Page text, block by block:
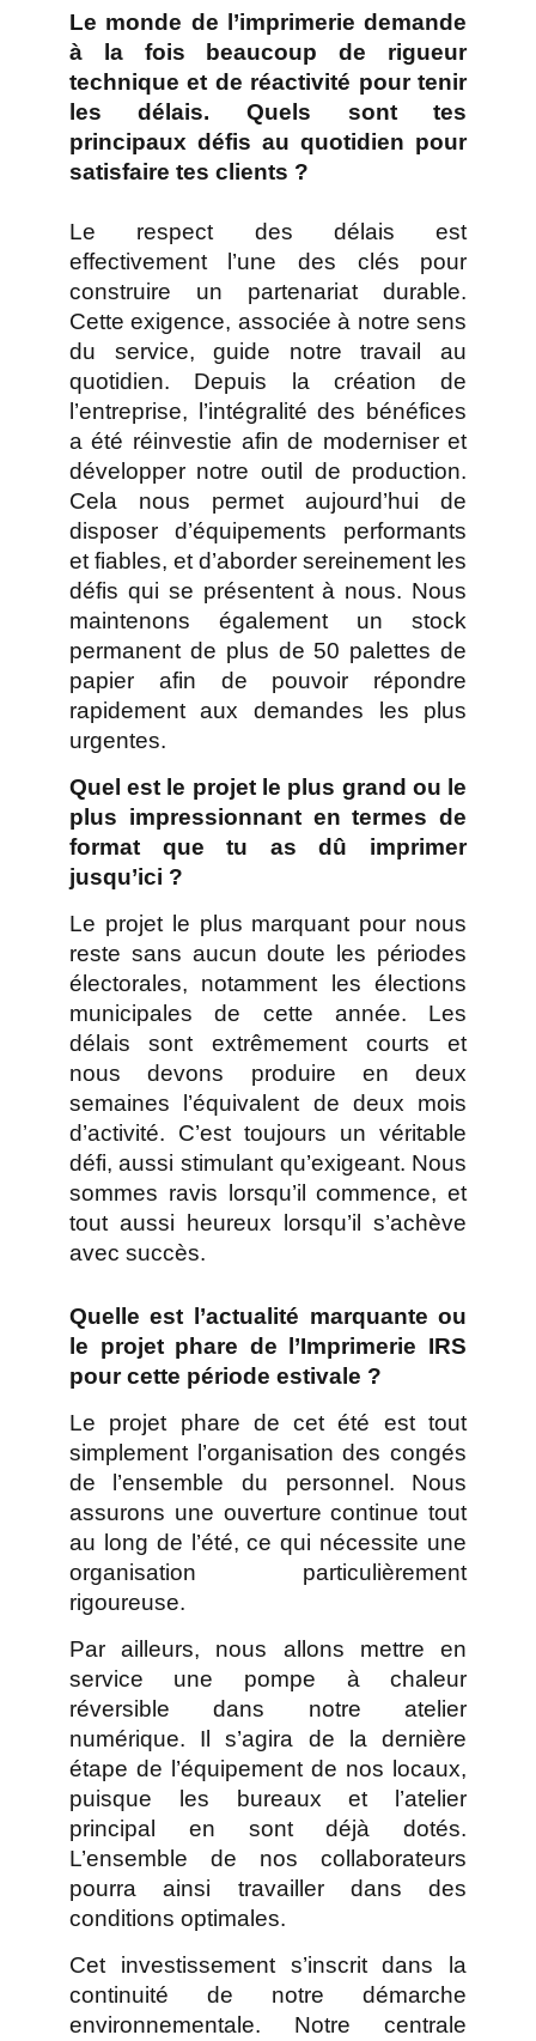
Le monde de l’imprimerie demande
à la fois beaucoup de rigueur
technique et de réactivité pour tenir
les délais. Quels sont tes
principaux défis au quotidien pour
satisfaire tes clients ?
Le respect des délais est
effectivement l’une des clés pour
construire un partenariat durable.
Cette exigence, associée à notre sens
du service, guide notre travail au
quotidien. Depuis la création de
l’entreprise, l’intégralité des bénéfices
a été réinvestie afin de moderniser et
développer notre outil de production.
Cela nous permet aujourd’hui de
disposer d’équipements performants
et fiables, et d’aborder sereinement les
défis qui se présentent à nous. Nous
maintenons également un stock
permanent de plus de 50 palettes de
papier afin de pouvoir répondre
rapidement aux demandes les plus
urgentes.
Quel est le projet le plus grand ou le
plus impressionnant en termes de
format que tu as dû imprimer
jusqu’ici ?
Le projet le plus marquant pour nous
reste sans aucun doute les périodes
électorales, notamment les élections
municipales de cette année. Les
délais sont extrêmement courts et
nous devons produire en deux
semaines l’équivalent de deux mois
d’activité. C’est toujours un véritable
défi, aussi stimulant qu’exigeant. Nous
sommes ravis lorsqu’il commence, et
tout aussi heureux lorsqu’il s’achève
avec succès.
Quelle est l’actualité marquante ou
le projet phare de l’Imprimerie IRS
pour cette période estivale ?
Le projet phare de cet été est tout
simplement l’organisation des congés
de l’ensemble du personnel. Nous
assurons une ouverture continue tout
au long de l’été, ce qui nécessite une
organisation particulièrement
rigoureuse.
Par ailleurs, nous allons mettre en
service une pompe à chaleur
réversible dans notre atelier
numérique. Il s’agira de la dernière
étape de l’équipement de nos locaux,
puisque les bureaux et l’atelier
principal en sont déjà dotés.
L’ensemble de nos collaborateurs
pourra ainsi travailler dans des
conditions optimales.
Cet investissement s’inscrit dans la
continuité de notre démarche
environnementale. Notre centrale